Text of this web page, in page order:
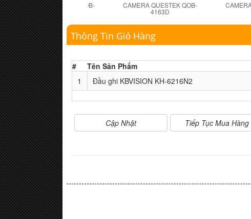
CAMERA QUESTEK QOB-
4162D
CAMERA QUESTEK QOB-
4163D
Thông Tin Giỏ Hàng
# Tên Sản Phẩm
1
Đầu ghi KBVISION KH-6216N2